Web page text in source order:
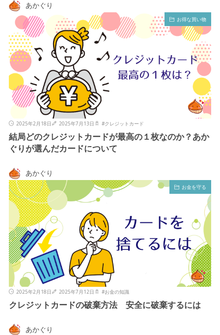
あかぐり
お得な買い物
2025年2月18日 2025年7月13日 #クレジットカード
結局どのクレジットカードが最高の１枚なのか？あか
ぐりが選んだカードについて
あかぐり
お金を守る
2025年2月18日 2025年7月12日 #お金の知識
クレジットカードの破棄方法 安全に破棄するには
あかぐり